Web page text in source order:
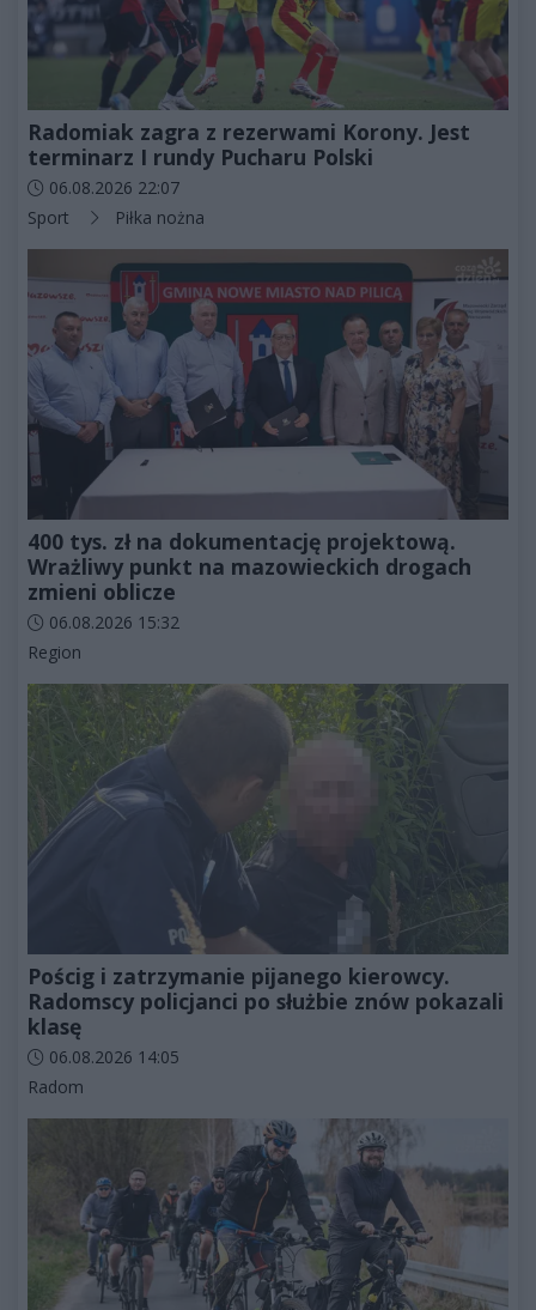
Radomiak zagra z rezerwami Korony. Jest
terminarz I rundy Pucharu Polski
Data dodania artykułu:
06.08.2026 22:07
Kategorie artykułu:
Sport Piłka nożna
400 tys. zł na dokumentację projektową.
Wrażliwy punkt na mazowieckich drogach
zmieni oblicze
Data dodania artykułu:
06.08.2026 15:32
Kategorie artykułu:
Region
Pościg i zatrzymanie pijanego kierowcy.
Radomscy policjanci po służbie znów pokazali
klasę
Data dodania artykułu:
06.08.2026 14:05
Kategorie artykułu:
Radom